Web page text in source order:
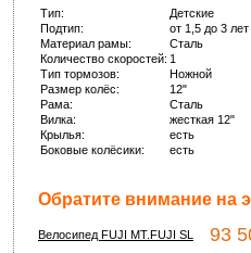
Тип:
Детские
Подтип:
от 1,5 до 3 лет
Материал рамы:
Сталь
Количество скоростей: 1
Тип тормозов:
Ножной
Размер колёс:
12"
Рама:
Сталь
Вилка:
жесткая 12"
Крылья:
есть
Боковые колёсики:
есть
Обратите внимание на
Велосипед FUJI MT.FUJI SL 93